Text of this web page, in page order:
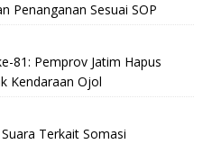
Penanganan Sesuai SOP
81: Pemprov Jatim Hapus
Kendaraan Ojol
Terkait Somasi